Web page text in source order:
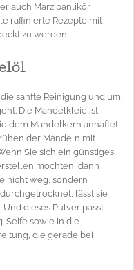
auch Marzipanlikör
raffinierte Rezepte mit
zu werden.
sanfte Reinigung und um
Die Mandelkleie ist
dem Mandelkern anhaftet,
der Mandeln mit
Sie sich ein günstiges
möchten, dann
nicht weg, sondern
lässt sie
dieses Pulver passt
Seife sowie in die
die gerade bei